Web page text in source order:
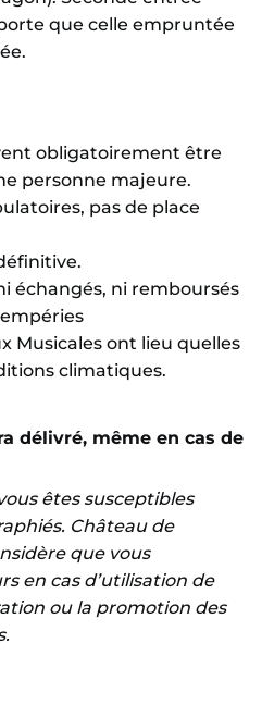
que celle empruntée
obligatoirement être
personne majeure.
pas de place
échangés, ni remboursés
Musicales ont lieu quelles
climatiques.
délivré, même en cas de
êtes susceptibles
Château de
que vous
en cas d’utilisation de
ou la promotion des